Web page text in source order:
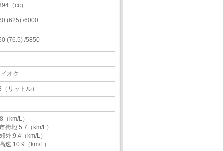
（cc）
(625) /6000
(76.5) /5850
オク
（リットル）
（km/L）
街地:5.7（km/L）
外:9.4（km/L）
速:10.9（km/L）